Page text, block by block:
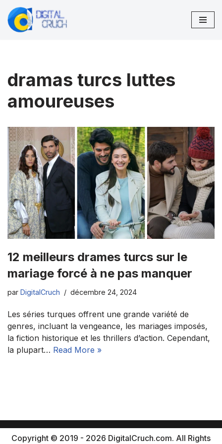
Aller
dramas turcs luttes
amoureuses
12 meilleurs drames turcs sur le
mariage forcé à ne pas manquer
par DigitalCruch décembre 24, 2024
Les séries turques offrent une grande variété de
genres, incluant la vengeance, les mariages imposés,
la fiction historique et les thrillers d’action. Cependant,
la plupart… Read More »
Copyright © 2019 - 2026 DigitalCruch.com. All Rights